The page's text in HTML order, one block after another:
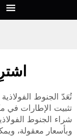
تُعَدّ الجنوط
تثبيت الإطارات في
شراء الجنوط
وبأسعار معقولة،